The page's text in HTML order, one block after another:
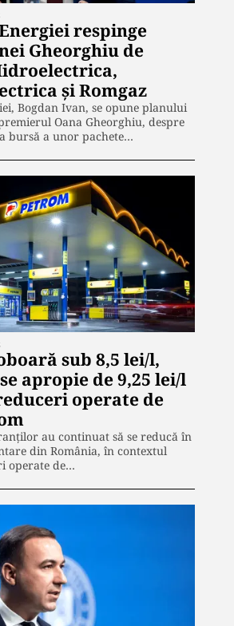
respinge
Gheorghiu de
și Romgaz
Bogdan Ivan, se opune planului
Oana Gheorghiu, despre
bursă a unor pachete…
sub 8,5 lei/l,
apropie de 9,25 lei/l
operate de
au continuat să se reducă în
din România, în contextul
operate de…